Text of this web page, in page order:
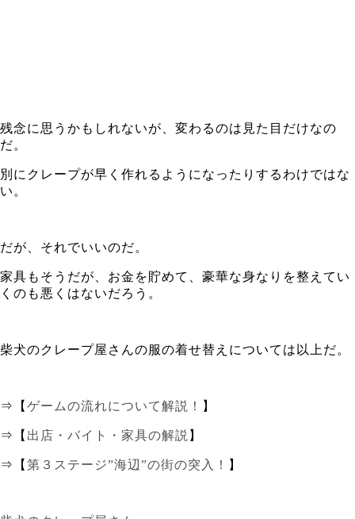
残念に思うかもしれないが、変わるのは見た目だけなの
だ。
別にクレープが早く作れるようになったりするわけではな
い。
だが、それでいいのだ。
家具もそうだが、お金を貯めて、豪華な身なりを整えてい
くのも悪くはないだろう。
柴犬のクレープ屋さんの服の着せ替えについては以上だ。
⇒【 ゲームの流れについて解説！ 】
⇒【 出店・バイト・家具の解説 】
⇒【 第３ステージ”海辺”の街の突入！ 】